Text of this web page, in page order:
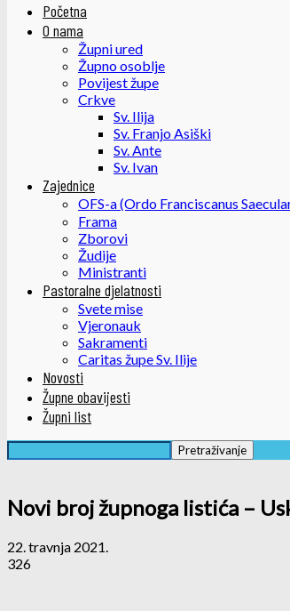
Početna
O nama
Župni ured
Župno osoblje
Povijest župe
Crkve
Sv. Ilija
Sv. Franjo Asiški
Sv. Ante
Sv. Ivan
Zajednice
OFS-a (Ordo Franciscanus
Frama
Zborovi
Žudije
Ministranti
Pastoralne djelatnosti
Svete mise
Vjeronauk
Sakramenti
Caritas župe Sv. Ilije
Novosti
Župne obavijesti
Župni list
Novi broj župnoga listića –
22. travnja 2021.
326